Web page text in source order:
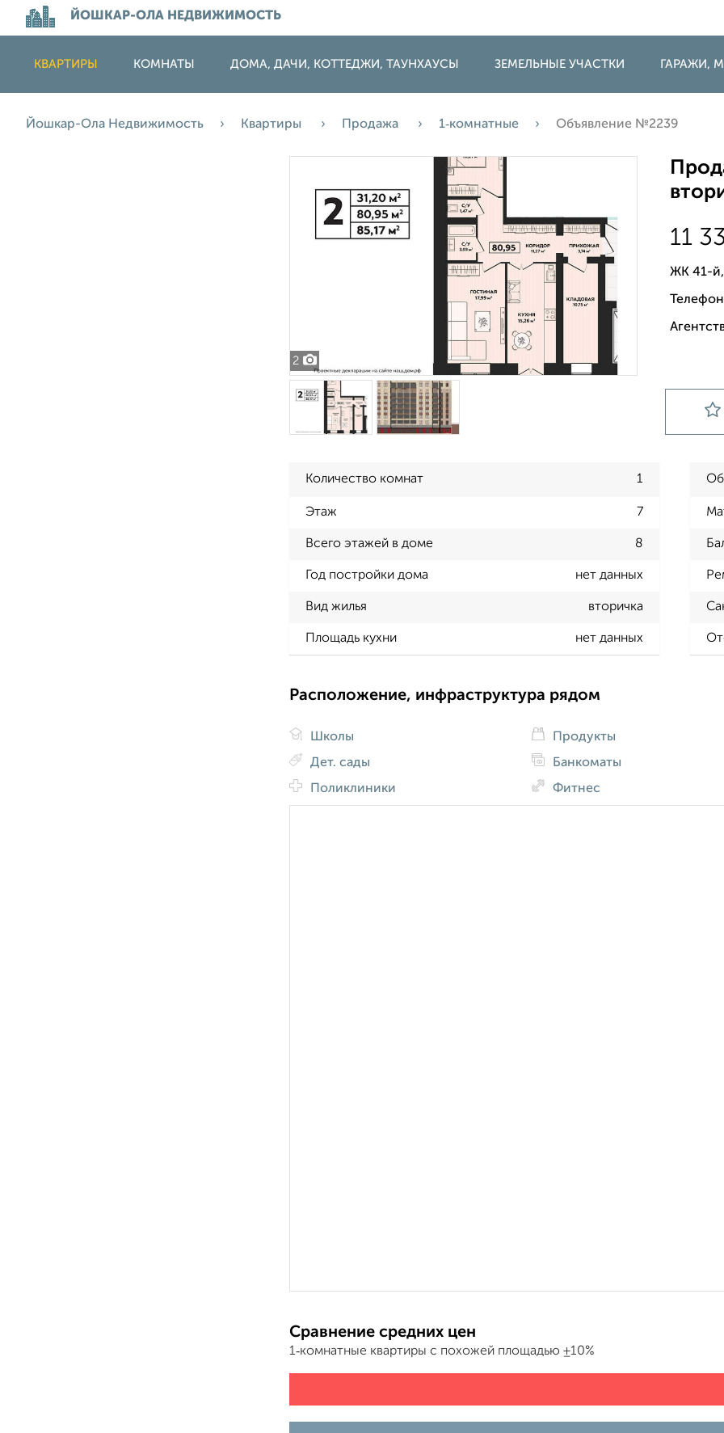
ЙОШКАР-ОЛА НЕДВИЖИМОСТЬ
КВАРТИРЫ КОМНАТЫ ДОМА, ДАЧИ, КОТТЕДЖИ, ТАУНХАУСЫ ЗЕМЕЛЬНЫЕ УЧАСТКИ ГАРАЖИ,
Йошкар-Ола Недвижимость Квартиры Продажа 1‑комнатные Объявление №2239
2
11
ЖК 41-й,
Количество комнат 1
Этаж 7
Всего этажей в доме 8
Год постройки дома нет данных
Вид жилья вторичка
Площадь кухни нет данных
Расположение, инфраструктура рядом
Школы
Дет. сады
Поликлиники
Продукты
Банкоматы
Фитнес
Сравнение средних цен
1‑комнатные квартиры с похожей площадью ±10%